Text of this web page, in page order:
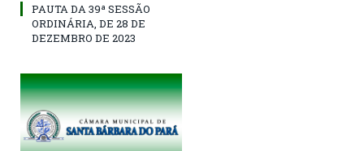
PAUTA DA 39ª SESSÃO
ORDINÁRIA, DE 28 DE
DEZEMBRO DE 2023